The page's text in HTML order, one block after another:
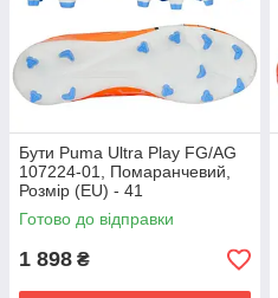
Бути Puma Ultra Play FG/AG
107224-01, Помаранчевий,
Розмір (EU) - 41
Готово до відправки
1 898 ₴